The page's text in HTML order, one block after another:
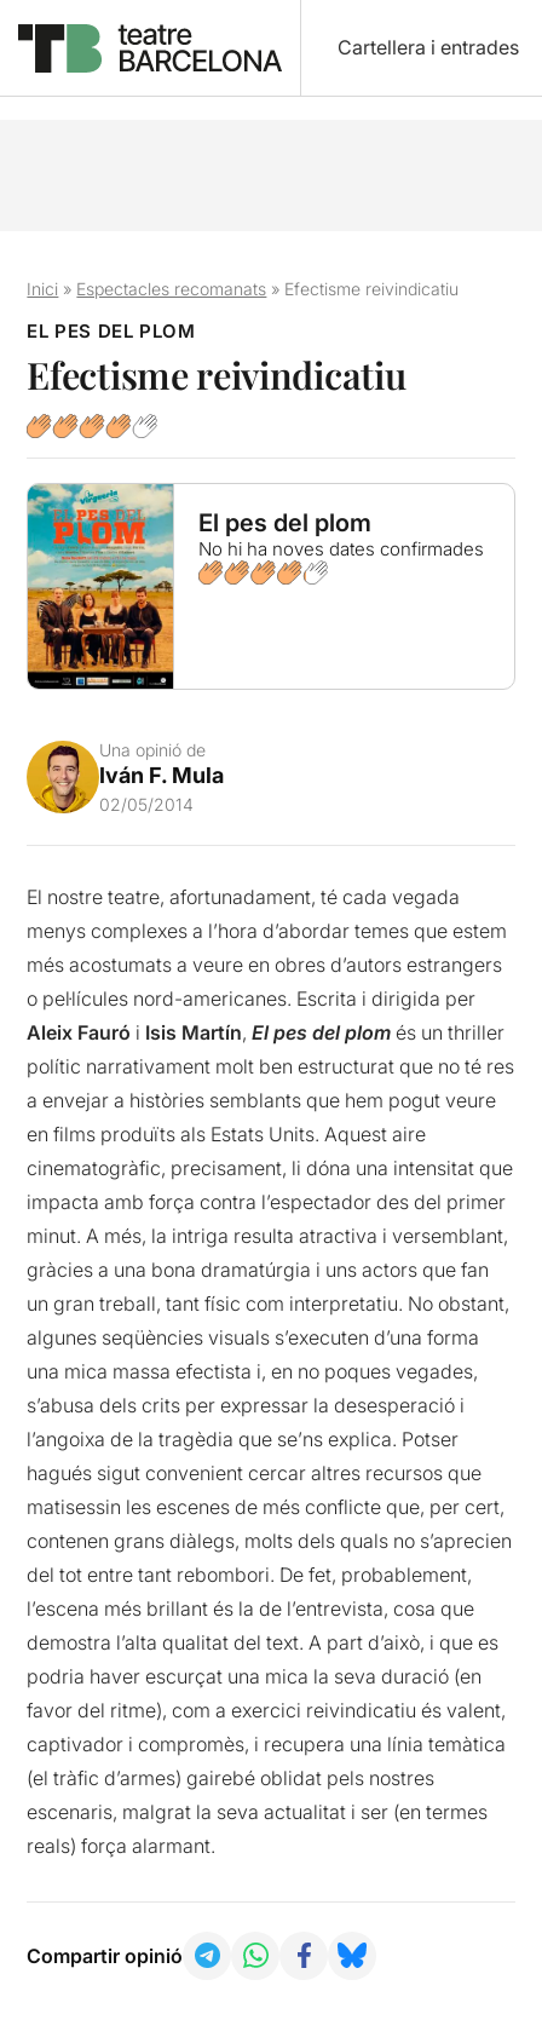
Cartellera i entrades
Inici » Espectacles recomanats » Efectisme reivindicatiu
EL PES DEL PLOM
Efectisme reivindicatiu
El pes del plom
No hi ha noves dates confirmades
Una opinió de
Iván F. Mula
02/05/2014
El nostre teatre, afortunadament, té cada vegada
menys complexes a l’hora d’abordar temes que estem
més acostumats a veure en obres d’autors estrangers
o pel·lícules nord-americanes. Escrita i dirigida per
Aleix Fauró i Isis Martín,El pes del plom és un thriller
polític narrativament molt ben estructurat que no té res
a envejar a històries semblants que hem pogut veure
en films produïts als Estats Units. Aquest aire
cinematogràfic, precisament, li dóna una intensitat que
impacta amb força contra l’espectador des del primer
minut. A més, la intriga resulta atractiva i versemblant,
gràcies a una bona dramatúrgia i uns actors que fan
un gran treball, tant físic com interpretatiu. No obstant,
algunes seqüències visuals s’executen d’una forma
una mica massa efectista i, en no poques vegades,
s’abusa dels crits per expressar la desesperació i
l’angoixa de la tragèdia que se’ns explica. Potser
hagués sigut convenient cercar altres recursos que
matisessin les escenes de més conflicte que, per cert,
contenen grans diàlegs, molts dels quals no s’aprecien
del tot entre tant rebombori. De fet, probablement,
l’escena més brillant és la de l’entrevista, cosa que
demostra l’alta qualitat del text. A part d’això, i que es
podria haver escurçat una mica la seva duració (en
favor del ritme), com a exercici reivindicatiu és valent,
captivador i compromès, i recupera una línia temàtica
(el tràfic d’armes) gairebé oblidat pels nostres
escenaris, malgrat la seva actualitat i ser (en termes
reals) força alarmant.
Compartir opinió